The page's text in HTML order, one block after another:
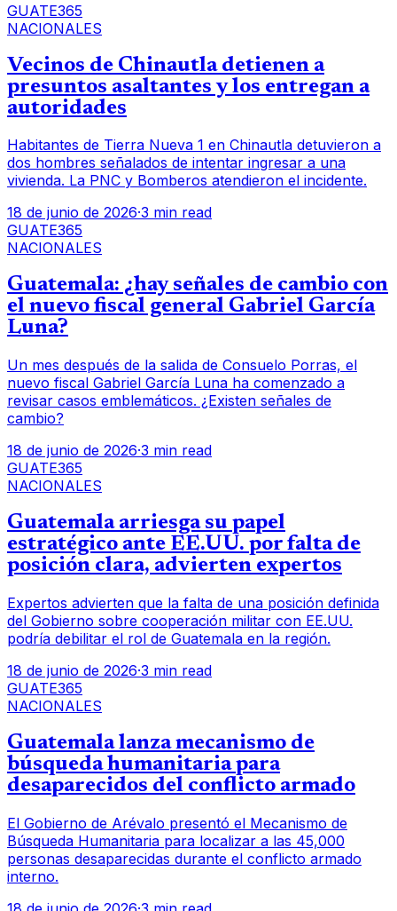
GUATE365
NACIONALES
Vecinos de Chinautla detienen a
presuntos asaltantes y los entregan a
autoridades
Habitantes de Tierra Nueva 1 en Chinautla detuvieron a
dos hombres señalados de intentar ingresar a una
vivienda. La PNC y Bomberos atendieron el incidente.
18 de junio de 2026·3 min read
GUATE365
NACIONALES
Guatemala: ¿hay señales de cambio con
el nuevo fiscal general Gabriel García
Luna?
Un mes después de la salida de Consuelo Porras, el
nuevo fiscal Gabriel García Luna ha comenzado a
revisar casos emblemáticos. ¿Existen señales de
cambio?
18 de junio de 2026·3 min read
GUATE365
NACIONALES
Guatemala arriesga su papel
estratégico ante EE.UU. por falta de
posición clara, advierten expertos
Expertos advierten que la falta de una posición definida
del Gobierno sobre cooperación militar con EE.UU.
podría debilitar el rol de Guatemala en la región.
18 de junio de 2026·3 min read
GUATE365
NACIONALES
Guatemala lanza mecanismo de
búsqueda humanitaria para
desaparecidos del conflicto armado
El Gobierno de Arévalo presentó el Mecanismo de
Búsqueda Humanitaria para localizar a las 45,000
personas desaparecidas durante el conflicto armado
interno.